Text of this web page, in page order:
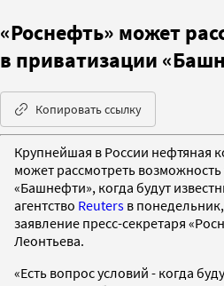
«Роснефть» может
в приватизации
Копировать ссылку
Крупнейшая в России нефтяная
может рассмотреть возможность
«Башнефти», когда будут
агентство Reuters в
заявление пресс-секретаря
Леонтьева.
«Есть вопрос условий - когда